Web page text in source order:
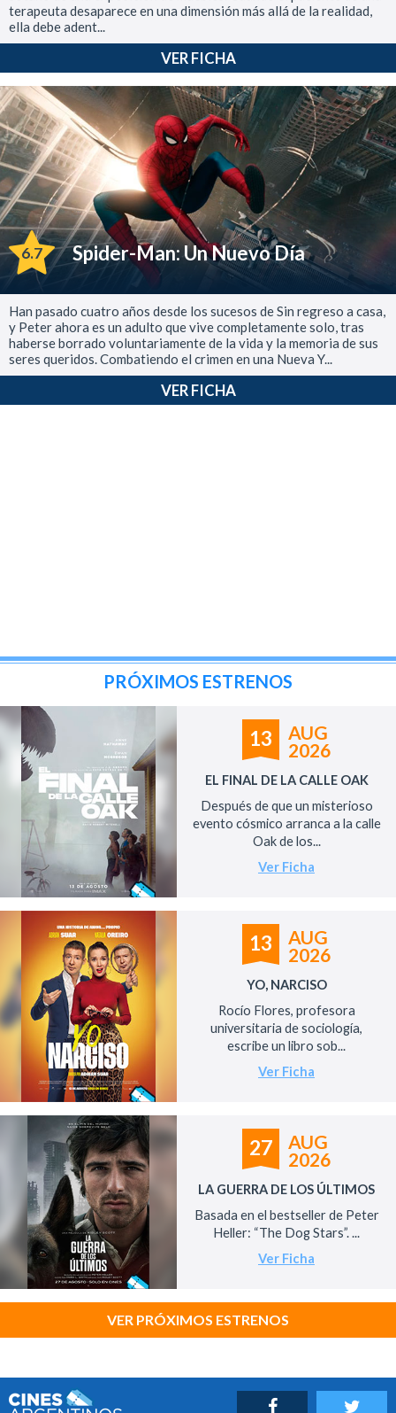
terapeuta desaparece en una dimensión más allá de la realidad,
ella debe adent...
VER FICHA
6.7 Spider-Man: Un Nuevo Día
Han pasado cuatro años desde los sucesos de Sin regreso a casa,
y Peter ahora es un adulto que vive completamente solo, tras
haberse borrado voluntariamente de la vida y la memoria de sus
seres queridos. Combatiendo el crimen en una Nueva Y...
VER FICHA
PRÓXIMOS ESTRENOS
13
AUG
2026
EL FINAL DE LA CALLE OAK
Después de que un misterioso
evento cósmico arranca a la calle
Oak de los...
Ver Ficha
13
AUG
2026
YO, NARCISO
Rocío Flores, profesora
universitaria de sociología,
escribe un libro sob...
Ver Ficha
27
AUG
2026
LA GUERRA DE LOS ÚLTIMOS
Basada en el bestseller de Peter
Heller: “The Dog Stars”. ...
Ver Ficha
VER PRÓXIMOS ESTRENOS